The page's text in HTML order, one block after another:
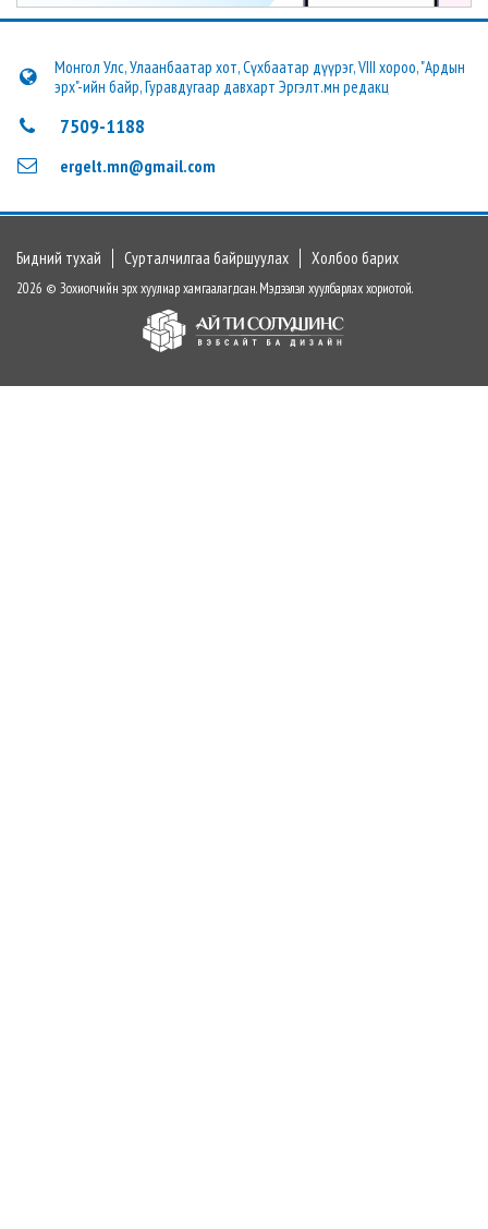
Монгол Улс, Улаанбаатар хот, Сүхбаатар дүүрэг, VIII хороо, "Ардын
эрх"-ийн байр, Гуравдугаар давхарт Эргэлт.мн редакц
7509-1188
ergelt.mn@gmail.com
Бидний тухай Сурталчилгаа байршуулах Холбоо барих
2026 © Зохиогчийн эрх хуулиар хамгаалагдсан. Мэдээлэл хуулбарлах хориотой.